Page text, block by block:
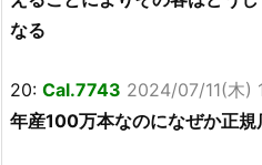
なる
20: Cal.7743 2024/07/11(木)
年産100万本なのになぜか正規